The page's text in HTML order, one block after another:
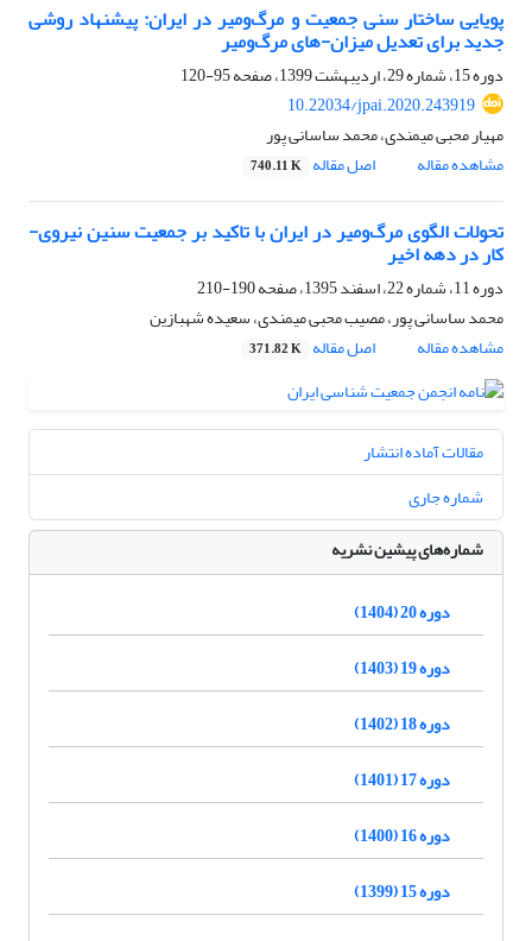
پویایی ساختار سنی جمعیت و مرگ‌ومیر در ایران: پیشنهاد روشی
جدید برای تعدیل میزان-های مرگ‌ومیر
دوره 15، شماره 29، اردیبهشت 1399، صفحه
95-120
10.22034/jpai.2020.243919
مهیار محبی میمندی، محمد ساسانی پور
مشاهده مقاله
اصل مقاله 740.11 K
تحولات الگوی مرگ‌ومیر در ایران با تاکید بر جمعیت سنین نیروی-
کار در دهه اخیر
دوره 11، شماره 22، اسفند 1395، صفحه
190-210
محمد ساسانی پور، مصیب محبی میمندی، سعیده شهبازین
مشاهده مقاله
اصل مقاله 371.82 K
مقالات آماده انتشار
شماره جاری
شماره‌های پیشین نشریه
دوره 20 (1404)
دوره 19 (1403)
دوره 18 (1402)
دوره 17 (1401)
دوره 16 (1400)
دوره 15 (1399)